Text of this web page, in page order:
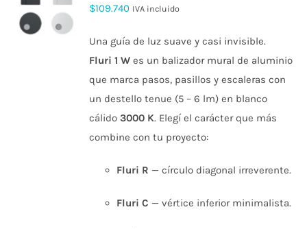
ESTE
PRODUCTO
TIENE
MÚLTIPLES
VARIANTES.
$109.740 IVA incluido
Una guía de luz suave y casi invisible.
Fluri 1 W es un balizador mural de aluminio
que marca pasos, pasillos y escaleras con
un destello tenue (5 – 6 lm) en blanco
cálido3000 K. Elegí el carácter que más
combine con tu proyecto:
Fluri R — círculo diagonal irreverente.
Fluri C — vértice inferior minimalista.